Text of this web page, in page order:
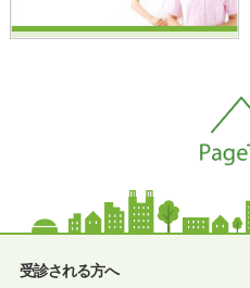
受診される方へ